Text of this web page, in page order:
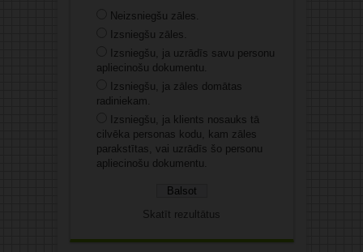
Neizsniegšu zāles.
Izsniegšu zāles.
Izsniegšu, ja uzrādīs savu personu
apliecinošu dokumentu.
Izsniegšu, ja zāles domātas
radiniekam.
Izsniegšu, ja klients nosauks tā
cilvēka personas kodu, kam zāles
parakstītas, vai uzrādīs šo personu
apliecinošu dokumentu.
Skatīt rezultātus